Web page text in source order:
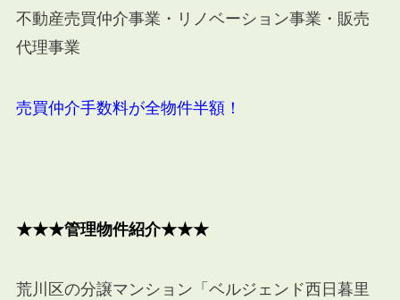
不動産売買仲介事業・リノベーション事業・販売
代理事業
売買仲介手数料が全物件半額！
★★★管理物件紹介★★★
荒川区の分譲マンション「ベルジェンド西日暮里